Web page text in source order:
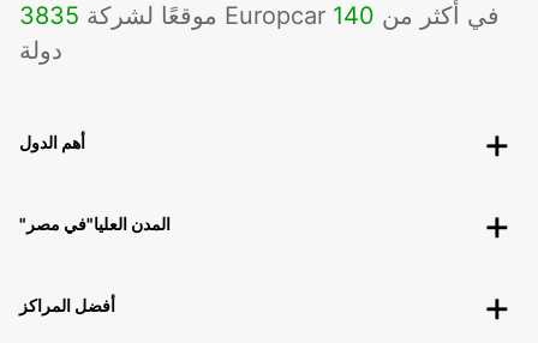
3835 موقعًا لشركة Europcar في أكثر من 140
دولة
أهم الدول
"المدن العليا"في مصر
أفضل المراكز